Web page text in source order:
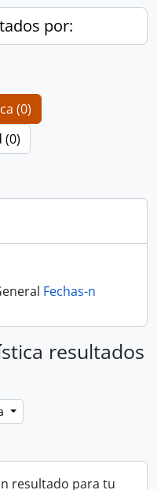
por:
(0)
(0)
Fechas-n
resultados
resultado para tu